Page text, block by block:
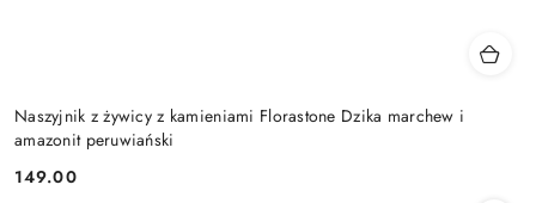
Naszyjnik z żywicy z kamieniami Florastone Dzika marchew i
amazonit peruwiański
Cena:
149.00